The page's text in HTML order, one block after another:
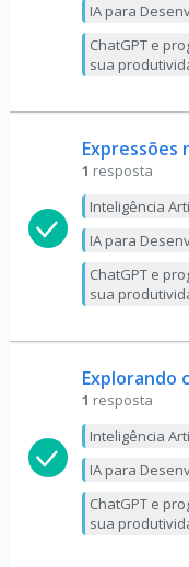
IA para
ChatGPT e
sua
Expressões
1 resposta
Inteligência
IA para
ChatGPT e
sua
Explorando
1 resposta
Inteligência
IA para
ChatGPT e
sua